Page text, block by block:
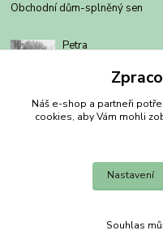
Obchodní dům-splněný sen
Petra
út-pá 8-14 hod
info@splneny-sen.cz
Vytvořeno na
Náš e-shop a partneři
cookies, aby Vám mohli
Nastavení
Souhlas